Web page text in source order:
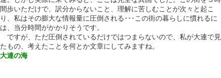
間歩いただけで、訳分からないこと、理解に苦しむことが次々と起こ
り、私はその膨大な情報量に圧倒される･･･この街の暮らしに慣れるに
は、当分時間がかかりそうです。
ですが、ただ圧倒されているだけではつまらないので、私が大連で見
たもの、考えたことを何とか文章にしてみますね。
大連の海